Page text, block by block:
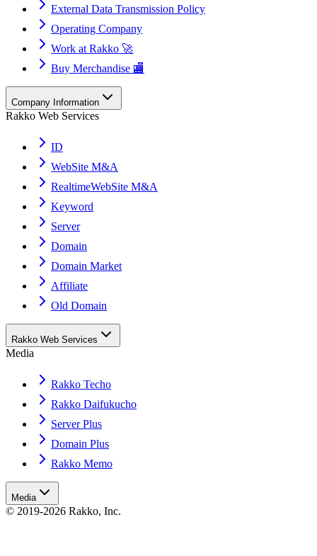
External Data Transmission Policy
Operating Company
Work at Rakko 🚀
Buy Merchandise 🏬
Company Information
Rakko Web Services
ID
WebSite M&A
RealtimeWebSite M&A
Keyword
Server
Domain
Domain Market
Affiliate
Old Domain
Rakko Web Services
Media
Rakko Techo
Rakko Daifukucho
Server Plus
Domain Plus
Rakko Memo
Media
© 2019-2026 Rakko, Inc.